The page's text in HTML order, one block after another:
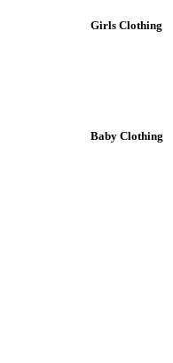
Girls Clothing
Baby Clothing